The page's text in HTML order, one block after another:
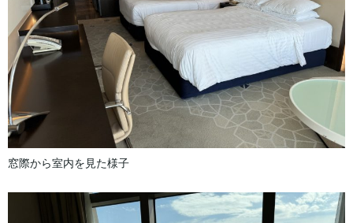
窓際から室内を見た様子